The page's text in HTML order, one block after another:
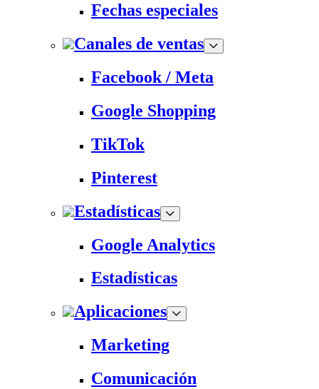
Fechas especiales
Canales de ventas
Facebook / Meta
Google Shopping
TikTok
Pinterest
Estadísticas
Google Analytics
Estadísticas
Aplicaciones
Marketing
Comunicación